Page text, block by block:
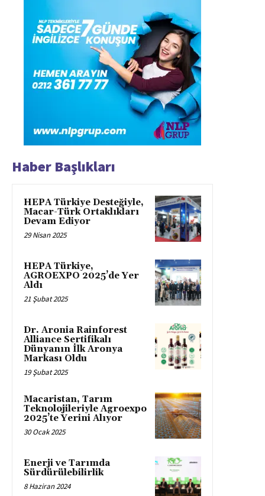
Haber Başlıkları
HEPA Türkiye Desteğiyle,
Macar-Türk Ortaklıkları
Devam Ediyor
29 Nisan 2025
HEPA Türkiye,
AGROEXPO 2025’de Yer
Aldı
21 Şubat 2025
Dr. Aronia Rainforest
Alliance Sertifikalı
Dünyanın İlk Aronya
Markası Oldu
19 Şubat 2025
Macaristan, Tarım
Teknolojileriyle Agroexpo
2025’te Yerini Alıyor
30 Ocak 2025
Enerji ve Tarımda
Sürdürülebilirlik
8 Haziran 2024